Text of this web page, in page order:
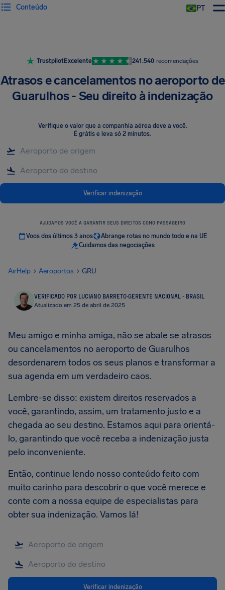
PT
Conteúdo
TrustpilotExcelente 241.540 recomendações
Atrasos e cancelamentos no aeroporto de
Guarulhos - Seu direito à indenização
Verifique o valor que a companhia aérea deve a você.
É grátis e leva só 2 minutos.
Verificar indenização
AJUDAMOS VOCÊ A GARANTIR SEUS DIREITOS COMO PASSAGEIRO
Voos dos últimos 3 anos
Abrange rotas no mundo todo e na UE
Cuidamos das negociações
AirHelp Aeroportos GRU
VERIFICADO POR LUCIANO BARRETO·GERENTE NACIONAL - BRASIL
Atualizado em 25 de abril de 2025
Meu amigo e minha amiga, não se abale se atrasos
ou cancelamentos no aeroporto de Guarulhos
desordenarem todos os seus planos e transformar a
sua agenda em um verdadeiro caos.
Lembre-se disso: existem direitos reservados a
você, garantindo, assim, um tratamento justo e a
chegada ao seu destino. Estamos aqui para orientá-
lo, garantindo que você receba a indenização justa
pelo inconveniente.
Então, continue lendo nosso conteúdo feito com
muito carinho para descobrir o que você merece e
conte com a nossa equipe de especialistas para
obter sua indenização. Vamos lá!
Verificar indenização